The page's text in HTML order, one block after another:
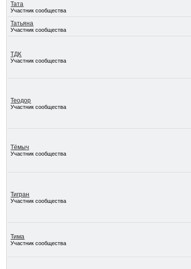
Тата
Участник сообщества
Татьяна
Участник сообщества
ТДК
Участник сообщества
Теодор
Участник сообщества
Тёмыч
Участник сообщества
Тигран
Участник сообщества
Тима
Участник сообщества